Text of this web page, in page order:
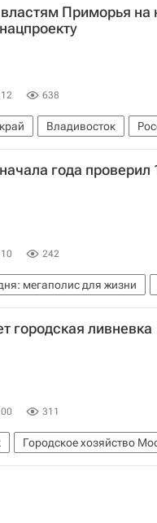
Приморья на
638
Владивосток
года проверил
242
мегаполис для жизни
ЖКХ Комплекс
городская ливневка
311
Городское хозяйство
хозяйства Москвы